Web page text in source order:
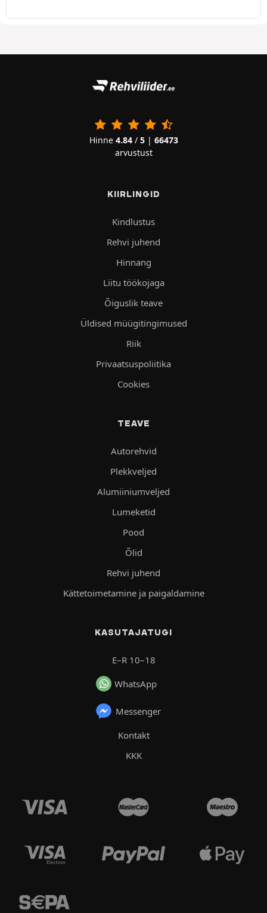
Hinne 4.84/ 5| 66473
arvustust
KIIRLINGID
Kindlustus
Rehvi juhend
Hinnang
Liitu töökojaga
Õiguslik teave
Üldised müügitingimused
Riik
Privaatsuspoliitika
Cookies
TEAVE
Autorehvid
Plekkveljed
Alumiiniumveljed
Lumeketid
Pood
Õlid
Rehvi juhend
Kättetoimetamine ja paigaldamine
KASUTAJATUGI
E–R 10–18
WhatsApp
Messenger
Kontakt
KKK